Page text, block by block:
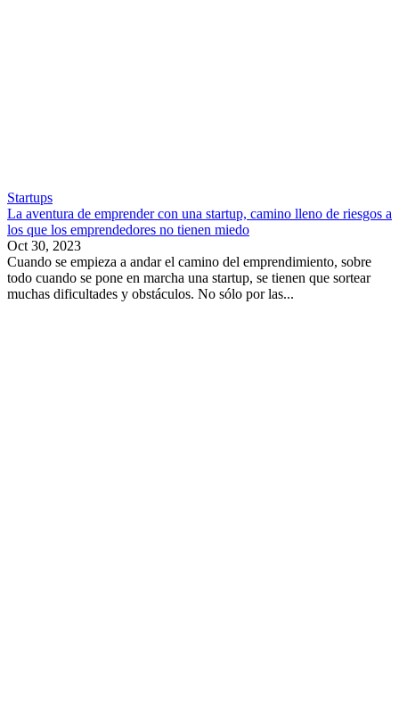
Startups
La aventura de emprender con una startup, camino lleno de riesgos a
los que los emprendedores no tienen miedo
Oct 30, 2023
Cuando se empieza a andar el camino del emprendimiento, sobre
todo cuando se pone en marcha una startup, se tienen que sortear
muchas dificultades y obstáculos. No sólo por las...